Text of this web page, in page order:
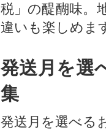
税」の醍醐味。
違いも楽しめま
発送月を選
集
発送月を選べる